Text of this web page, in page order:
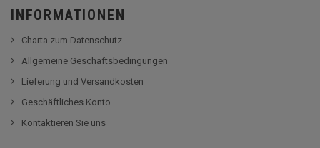
INFORMATIONEN
Charta zum Datenschutz
Allgemeine Geschäftsbedingungen
Lieferung und Versandkosten
Geschäftliches Konto
Kontaktieren Sie uns